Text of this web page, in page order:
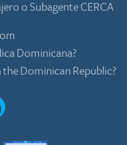
o Subagente CERCA
Dominicana?
Dominican Republic?